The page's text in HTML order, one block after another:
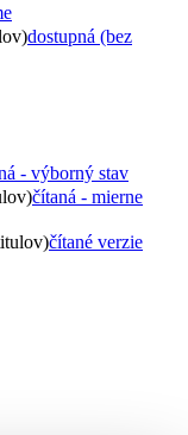
dostupná (bez
- výborný stav
čítaná - mierne
čítané verzie